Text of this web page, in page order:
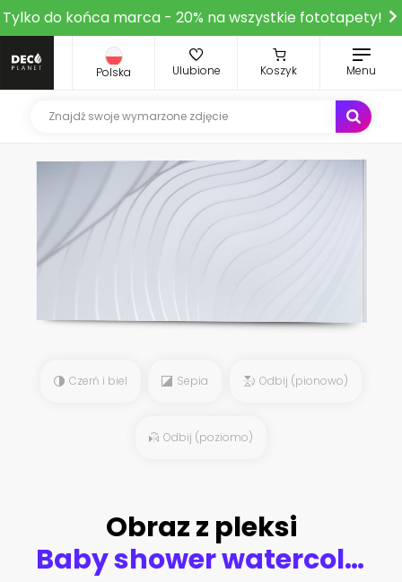
Tylko do końca marca - 20% na wszystkie fototapety!
Polska Ulubione Koszyk Menu
Czerń i biel Sepia Odbij (pionowo)
Odbij (poziomo)
Obraz z pleksi
Baby shower watercolor girl design elements. Set of baby pink birthday illustration. Newborn party invitation